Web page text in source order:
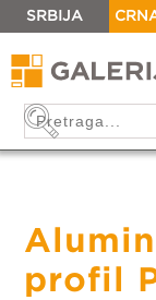
SRBIJA
profil